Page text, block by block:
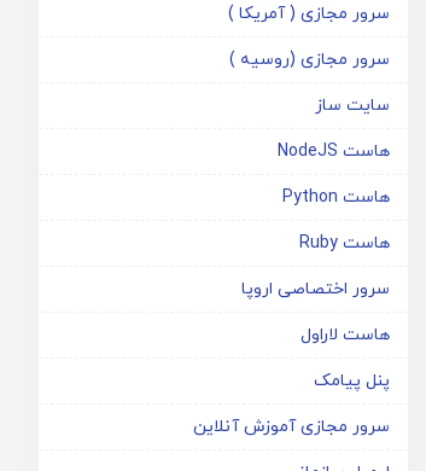
سرور مجازی ( آمریکا )
سرور مجازی (روسیه )
سایت ساز
هاست NodeJS
هاست Python
هاست Ruby
سرور اختصاصی اروپا
هاست لاراول
پنل پیامک
سرور مجازی آموزش آنلاین